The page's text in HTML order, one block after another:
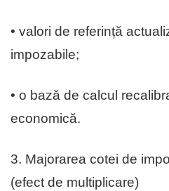
• valori de referință
impozabile;
• o bază de calcul
economică.
3. Majorarea cotei de
(efect de multiplicare)